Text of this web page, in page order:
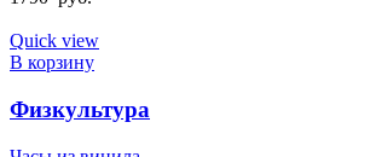
Quick view
В корзину
Физкультура